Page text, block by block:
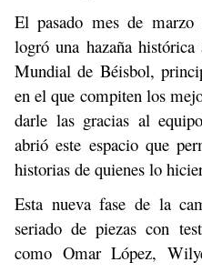
El pasado mes de
logró una hazaña
Mundial de Béisbol,
en el que compiten los
darle las gracias al
abrió este espacio que
historias de quienes lo
Esta nueva fase de la
seriado de piezas con
como Omar López,